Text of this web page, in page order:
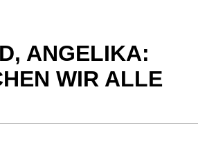
ANGELIKA:
WIR ALLE